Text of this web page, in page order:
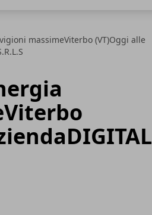
massimeViterbo (VT)Oggi alle